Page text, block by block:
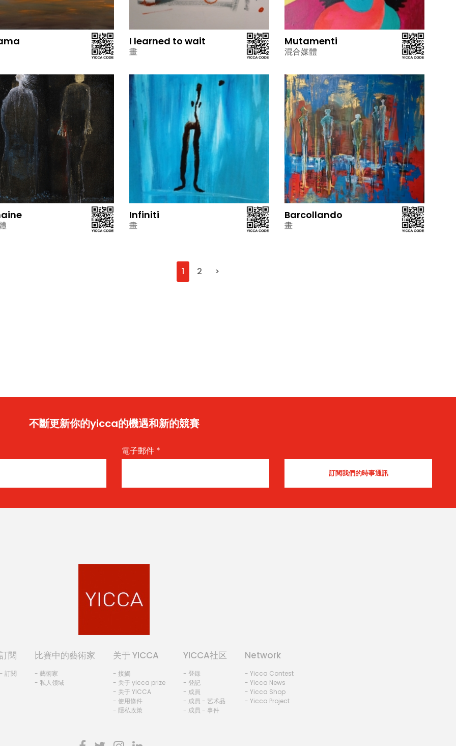
I learned to wait
畫
Mutamenti
混合媒體
Infiniti
畫
Barcollando
畫
1 2 >
不斷更新你的yicca的機遇和新的競賽
電子郵件 *
訂閱
- 訂閱
比賽中的藝術家
- 藝術家
- 私人领域
关于 YICCA
- 接觸
- 关于 yicca prize
- 关于 YICCA
- 使用條件
- 隱私政策
YICCA社区
- 登錄
- 登記
- 成員
- 成員 - 艺术品
- 成員 - 事件
Network
- Yicca Contest
- Yicca News
- Yicca Shop
- Yicca Project